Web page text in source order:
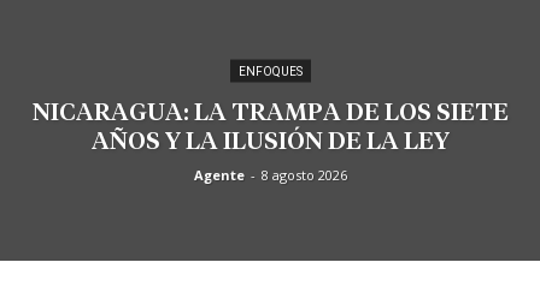
ENFOQUES
NICARAGUA: LA TRAMPA DE LOS SIETE
AÑOS Y LA ILUSIÓN DE LA LEY
Agente - 8 agosto 2026